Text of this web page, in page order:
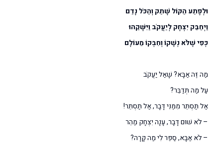
וּלְפֶתַע הַקּוֹל שָׁתַק וְהַכֹּל נָדַם
וַיְחַבֵּק יִצְחָק לְיַעֲקֹב וַיִּשָּׁקֵהוּ
כְּפִי שֶׁלֹּא נְשָׁקוֹ וְחִבְּקוֹ מֵעוֹלָם
מַה זֶּה אַבָּא? שָׁאַל יַעֲקֹב
עַל מַה תְּדַבֵּר?
אַל תַּסְתֵּר מִמֶּנִּי דָּבָר, אַל תַּסְתֵּר!
– לֹא שׁוּם דָּבָר, עָנָה יִצְחָק מַהֵר
– לֹא אַבָּא, סַפֵּר לִי מַה קָּרָה?